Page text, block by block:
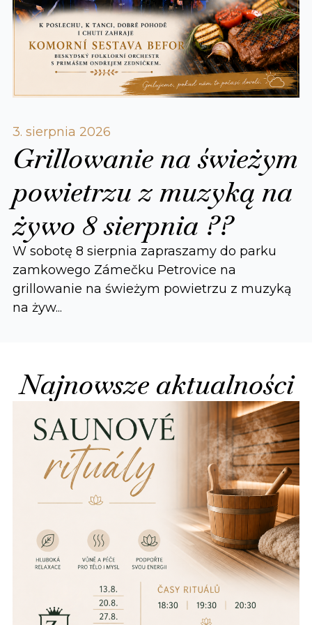
3. sierpnia 2026
Grillowanie na świeżym
powietrzu z muzyką na
żywo 8 sierpnia ??
W sobotę 8 sierpnia zapraszamy do parku
zamkowego Zámečku Petrovice na
grillowanie na świeżym powietrzu z muzyką
na żyw...
Najnowsze aktualności